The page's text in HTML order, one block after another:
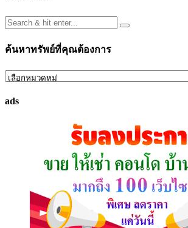
ค้นหาทรัพย์ที่คุณต้องการ
ค้นหา
ที่
ads